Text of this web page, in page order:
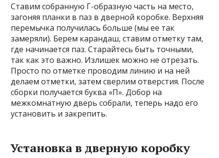
Ставим собранную Г-образную часть на место,
загоняя планки в паз в дверной коробке. Верхняя
перемычка получилась больше (мы ее так
замеряли). Берем карандаш, ставим отметку там,
где начинается паз. Старайтесь быть точными,
так как это важно. Излишек можно не отрезать.
Просто по отметке проводим линию и на ней
делаем отметки, затем сверлим отверстия. После
сборки получается буква «П». Добор на
межкомнатную дверь собрали, теперь надо его
установить и закрепить.
Установка в дверную коробку